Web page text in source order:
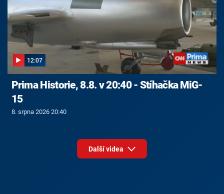
12:07
Prima Historie, 8.8. v 20:40 - Stíhačka MiG-
15
8. srpna 2026 20:40
Další videa